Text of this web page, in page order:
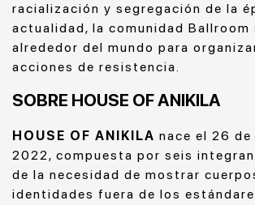
racialización y segregación de la
actualidad, la comunidad Ballroom
alrededor del mundo para
acciones de resistencia.
SOBRE HOUSE OF ANIKILA
HOUSE OF ANIKILA nace el 26
2022, compuesta por seis
de la necesidad de mostrar
identidades fuera de los